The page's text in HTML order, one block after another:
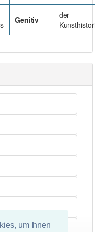
um Ihnen
Genitiv
der